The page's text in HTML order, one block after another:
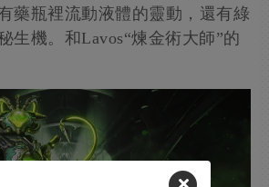
藥瓶裡流動液體的靈動，還有綠
生機。和Lavos“煉金術大師”的